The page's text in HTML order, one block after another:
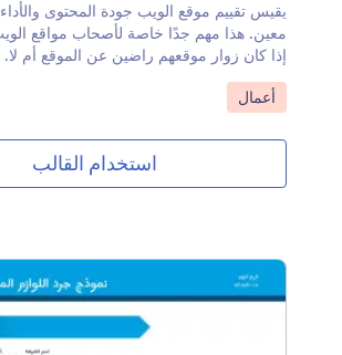
يقيس تقييم موقع الويب جودة المحتوى
معين. هذا مهم جدًا خاصة لأصحاب مواقع
إذا كان زوار موقعهم راضين عن الموقع أم لا.
لتحسين موقع الويب الخاص بك هي جمع
ويمكن تحقيق ذلك من خلال مطالبتهم
إذا كنت تبحث عن نموذج تقييم يمكنك
أسئلة لتقييم موقع الويب تحتوي على اسم
إزالته بناءً على النتيجة التي ترغب في
انتقل إلى الفئة:
أعمال
استخدام القالب